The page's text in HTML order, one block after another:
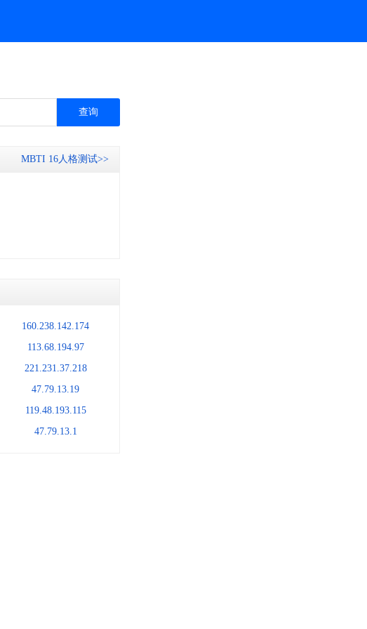
MBTI 16人格测试>>
160.238.142.174
113.68.194.97
221.231.37.218
47.79.13.19
119.48.193.115
47.79.13.1